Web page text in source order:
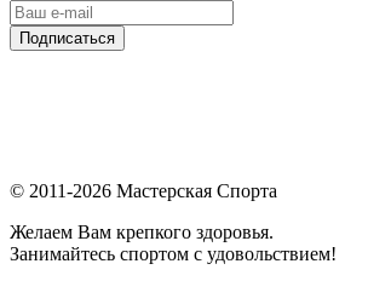
Подписаться
© 2011-2026 Мастерская Спорта
Желаем Вам крепкого здоровья.
Занимайтесь спортом с удовольствием!